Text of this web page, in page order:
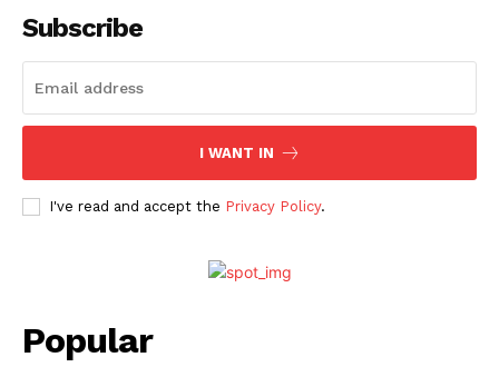
Subscribe
I WANT IN
I've read and accept the Privacy Policy.
Popular